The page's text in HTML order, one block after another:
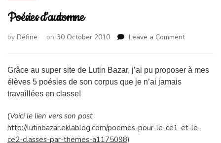
Poésies d’automne
by Défine on 30 October 2010 Leave a Commenton
Grâce au super site de Lutin Bazar, j’ai pu proposer à mes
élèves 5 poésies de son corpus que je n’ai jamais
travaillées en classe!
(Voici le lien vers son post:
http://lutinbazar.eklablog.com/poemes-pour-le-ce1-et-le-
ce2-classes-par-themes-a1175098)